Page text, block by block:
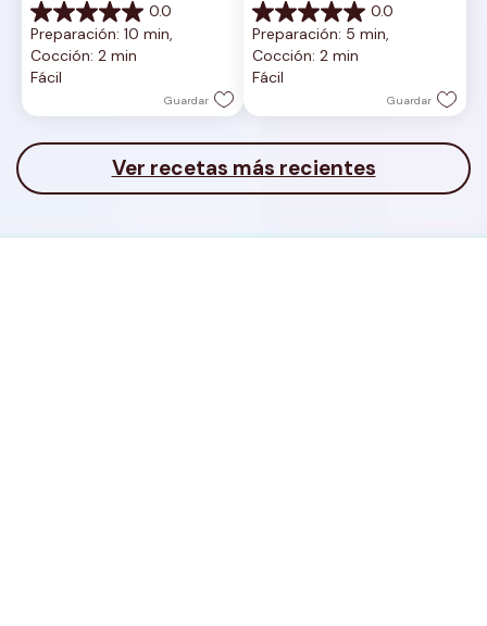
0.0
0.0
de
5
estrellas.
Preparación: 10 min,
Cocción: 2 min
Fácil
Guardar
0.0
0.0
de
5
estrellas.
Preparación: 5 min,
Cocción: 2 min
Fácil
Guardar
Ver recetas más recientes